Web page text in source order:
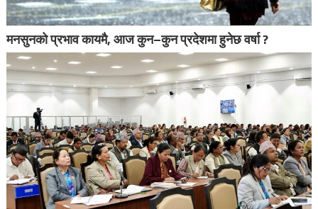
मनसुनको प्रभाव कायमै, आज कुन–कुन प्रदेशमा हुनेछ वर्षा ?